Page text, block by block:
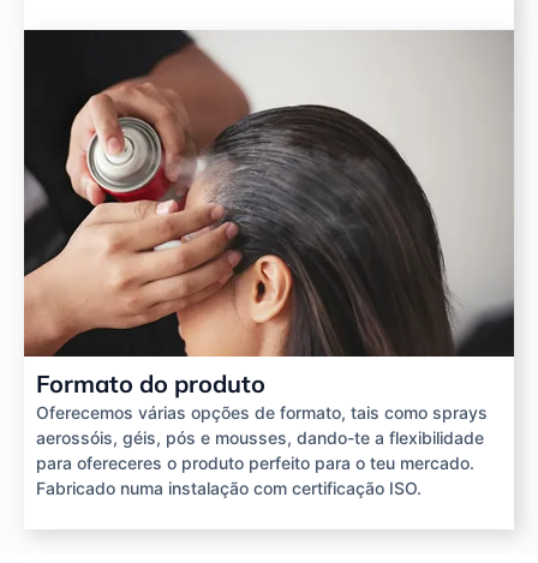
Formato do produto
Oferecemos várias opções de formato, tais como sprays
aerossóis, géis, pós e mousses, dando-te a flexibilidade
para ofereceres o produto perfeito para o teu mercado.
Fabricado numa instalação com certificação ISO.